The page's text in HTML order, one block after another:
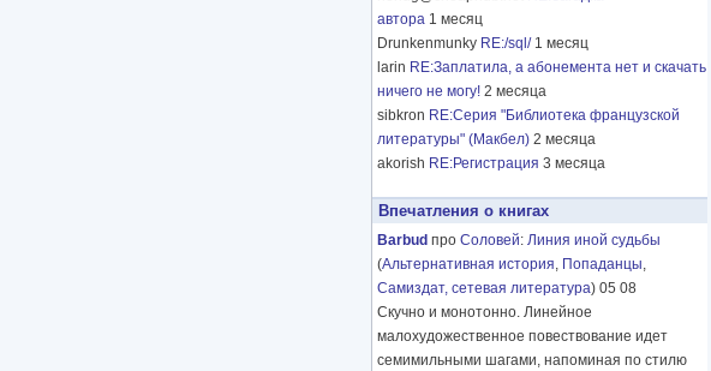
автора 1 месяц
Drunkenmunky RE:/sql/ 1 месяц
larin RE:Заплатила, а абонемента нет и скачать
ничего не могу! 2 месяца
sibkron RE:Серия "Библиотека французской
литературы" (Макбел) 2 месяца
akorish RE:Регистрация 3 месяца
Впечатления о книгах
Barbud про Соловей: Линия иной судьбы
(Альтернативная история, Попаданцы,
Самиздат, сетевая литература) 05 08
Скучно и монотонно. Линейное
малохудожественное повествование идет
семимильными шагами, напоминая по стилю